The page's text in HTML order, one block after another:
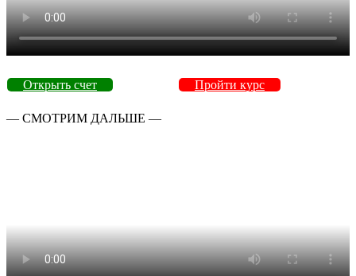
Открыть счет Пройти курс
— СМОТРИМ ДАЛЬШЕ —